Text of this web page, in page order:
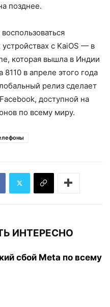
позднее.
с KaiOS — в
которая вышла в Индии
8110 в апреле этого года
релиз сделает
доступной на
по всему миру.
ИНТЕРЕСНО
сбой Meta по всему